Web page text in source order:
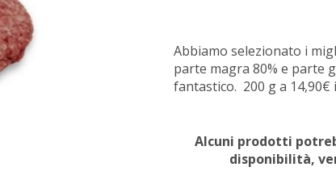
Abbiamo selezionato i
parte magra 80% e parte
fantastico. 200 g a 14,90€
Alcuni prodotti
disponibilità,